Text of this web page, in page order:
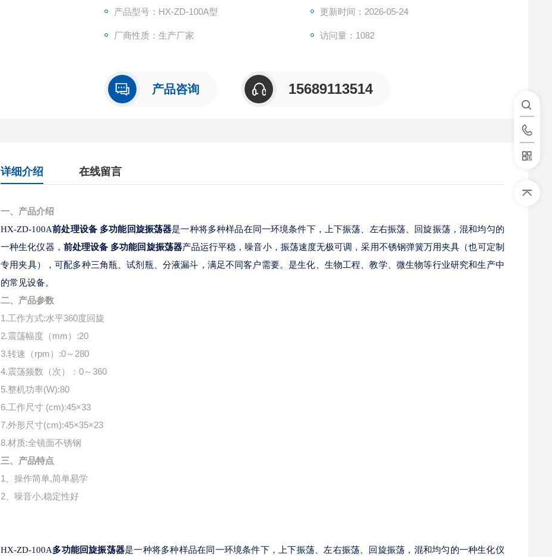
产品型号：HX-ZD-100A型 更新时间：2026-05-24
厂商性质：生产厂家 访问量：1082
产品咨询 15689113514
详细介绍 在线留言
一、产品介绍
HX-ZD-100A前处理设备 多功能回旋振荡器是一种将多种样品在同一环境条件下，上下振荡、左右振荡、回旋振荡，混和均匀的
一种生化仪器， 前处理设备 多功能回旋振荡器产品运行平稳，噪音小，振荡速度无极可调，采用不锈钢弹簧万用夹具（也可定制
专用夹具），可配多种三角瓶、试剂瓶、分液漏斗，满足不同客户需要。是生化、生物工程、教学、微生物等行业研究和生产中
的常见设备。
二、产品参数
1.工作方式:水平360度回旋
2.震荡幅度（mm）:20
3.转速（rpm）:0～280
4.震荡频数（次）：0～360
5.整机功率(W):80
6.工作尺寸 (cm):45×33
7.外形尺寸(cm):45×35×23
8.材质:全镜面不锈钢
三、产品特点
1、操作简单,简单易学
2、噪音小,稳定性好
HX-ZD-100A多功能回旋振荡器是一种将多种样品在同一环境条件下，上下振荡、左右振荡、回旋振荡，混和均匀的一种生化仪